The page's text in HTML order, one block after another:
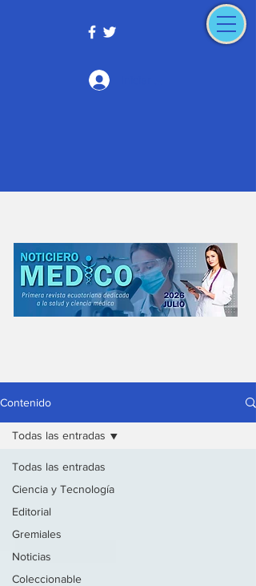
Contenido
Todas las entradas
Ciencia y Tecnología
Editorial
Gremiales
Noticias
Coleccionable
Todas las entradas